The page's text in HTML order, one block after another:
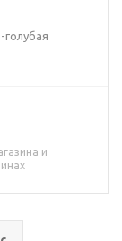
голубая
и